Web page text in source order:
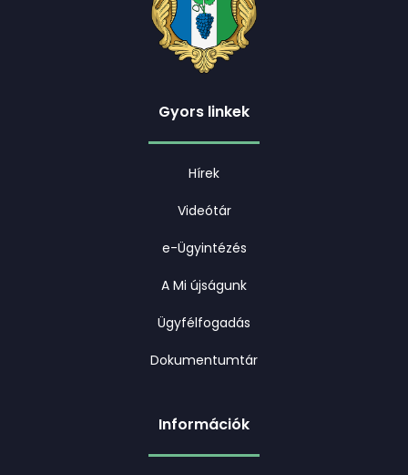
Gyors linkek
Hírek
Videótár
e-Ügyintézés
A Mi újságunk
Ügyfélfogadás
Dokumentumtár
Információk